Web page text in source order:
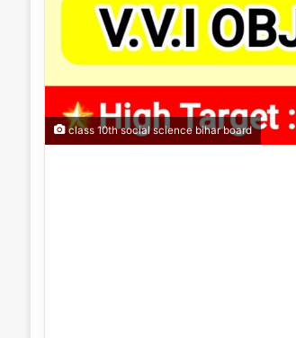
class 10th social science bihar board